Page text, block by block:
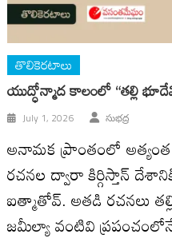
తొలికెరటాలు
యుద్ధోన్మాద కాలంలో “తల్లి
July 1, 2026 సుభద్ర
అనామక ప్రాంతంలో
రచనల ద్వారా కిర్గిస్తాన్
ఐత్మాతోవ్. అతడి రచనలు
జమీల్యా వంటివి